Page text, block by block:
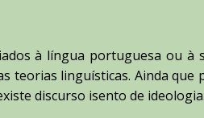
à língua portuguesa ou à
teorias linguísticas. Ainda que
discurso isento de ideologia.